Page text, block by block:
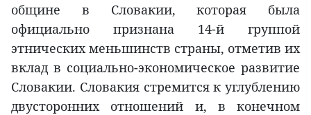
общине в Словакии, которая была
официально признана 14-й группой
этнических меньшинств страны, отметив их
вклад в социально-экономическое развитие
Словакии. Словакия стремится к углублению
двусторонних отношений и, в конечном